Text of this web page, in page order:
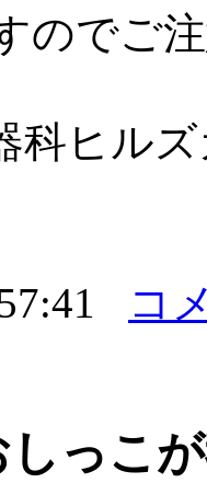
のでご
科ヒル
コ
っこ